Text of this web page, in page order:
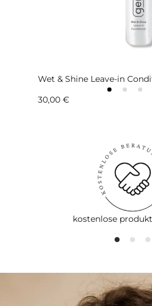
Wet & Shine Leave-in
Normaler
30,00 €
kostenlose